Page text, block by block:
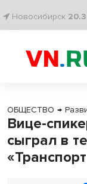
Новосибирск 20.3
ОБЩЕСТВО →
Вице-
сыграл в